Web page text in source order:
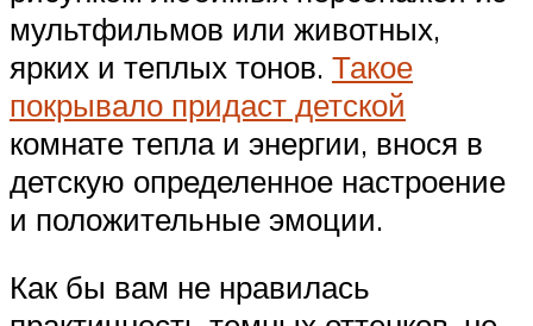
мультфильмов или животных,
ярких и теплых тонов. Такое
покрывало придаст детской
комнате тепла и энергии, внося в
детскую определенное настроение
и положительные эмоции.
Как бы вам не нравилась